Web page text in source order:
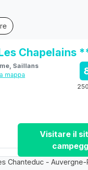
Chapelains
Saillans
mappa
Visitare il